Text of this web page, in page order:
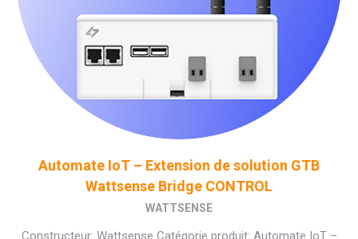
Automate IoT – Extension de solution GTB
Wattsense Bridge CONTROL
WATTSENSE
Constructeur: Wattsense Catégorie produit: Automate IoT –